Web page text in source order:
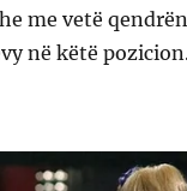
me vetë
në këtë